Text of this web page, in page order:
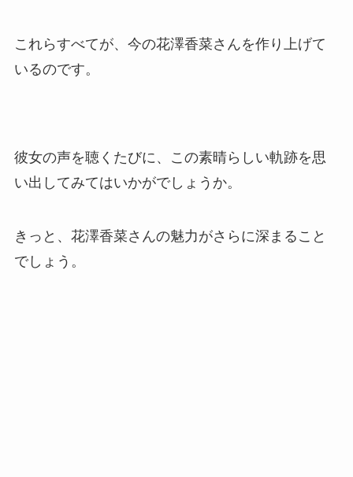
これらすべてが、今の花澤香菜さんを作り上げて
いるのです。
彼女の声を聴くたびに、この素晴らしい軌跡を思
い出してみてはいかがでしょうか。
きっと、花澤香菜さんの魅力がさらに深まること
でしょう。